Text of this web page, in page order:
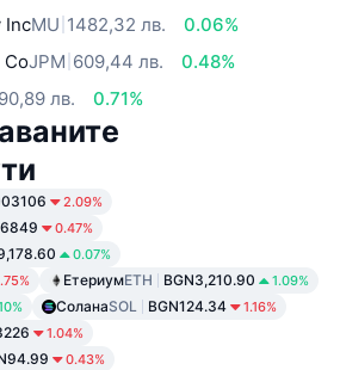
IncMU 1482,32 лв.
0.06%
CoJPM 609,44 лв.
0.48%
лв. 0.71%
2.09%
0.47%
0.07%
ЕтериумETH BGN3,210.90 1.09%
СоланаSOL BGN124.34 1.16%
1.04%
0.43%